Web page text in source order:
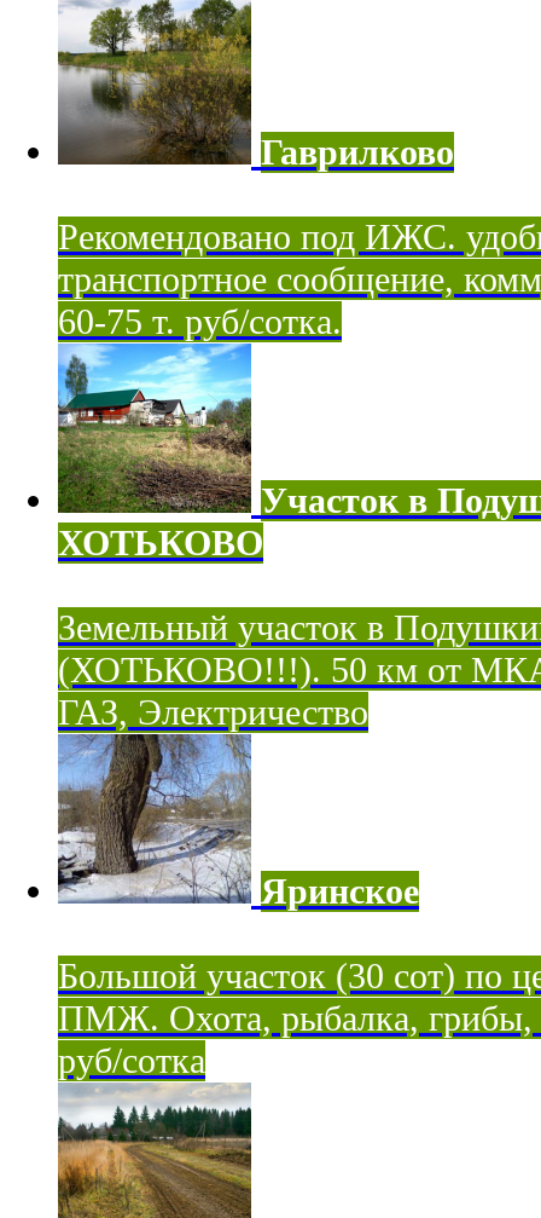
Гаврилково
Рекомендовано под ИЖС.
транспортное сообщение,
60-75 т. руб/сотка.
Участок в
ХОТЬКОВО
Земельный участок в
(ХОТЬКОВО!!!). 50 км от
ГАЗ, Электричество
Яринское
Большой участок (30 сот) по
ПМЖ. Охота, рыбалка, грибы,
руб/сотка